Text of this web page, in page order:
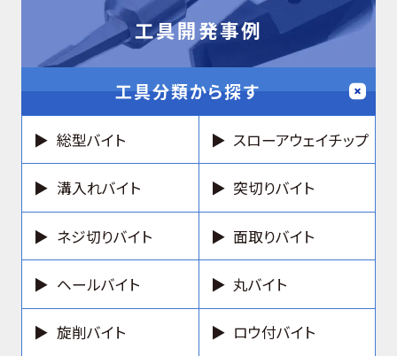
工具開発事例
工具分類から探す
総型バイト スローアウェイチップ
溝入れバイト 突切りバイト
ネジ切りバイト 面取りバイト
ヘールバイト 丸バイト
旋削バイト ロウ付バイト